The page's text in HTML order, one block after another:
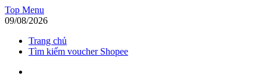
Skip
to
Top Menu
09/08/2026
Trang chủ
Tìm kiếm voucher Shopee